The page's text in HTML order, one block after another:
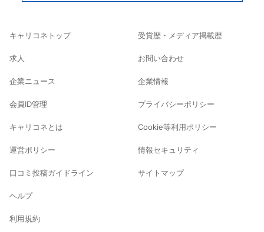
キャリコネトップ
求人
企業ニュース
会員ID管理
キャリコネとは
運営ポリシー
口コミ投稿ガイドライン
ヘルプ
利用規約
受賞歴・メディア掲載歴
お問い合わせ
企業情報
プライバシーポリシー
Cookie等利用ポリシー
情報セキュリティ
サイトマップ